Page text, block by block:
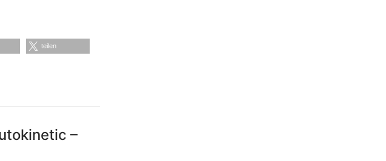
teilen
–